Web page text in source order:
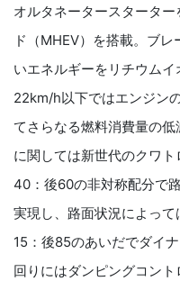
オルタネータースターター
ド（MHEV）を搭載。ブレ
いエネルギーをリチウム
22km/h以下ではエンジン
てさらなる燃料消費量の
に関しては新世代のクワ
40 ：後60の非対称配分で
実現し、路面状況によっ
15 ：後85のあいだでダイ
回りにはダンピングコン